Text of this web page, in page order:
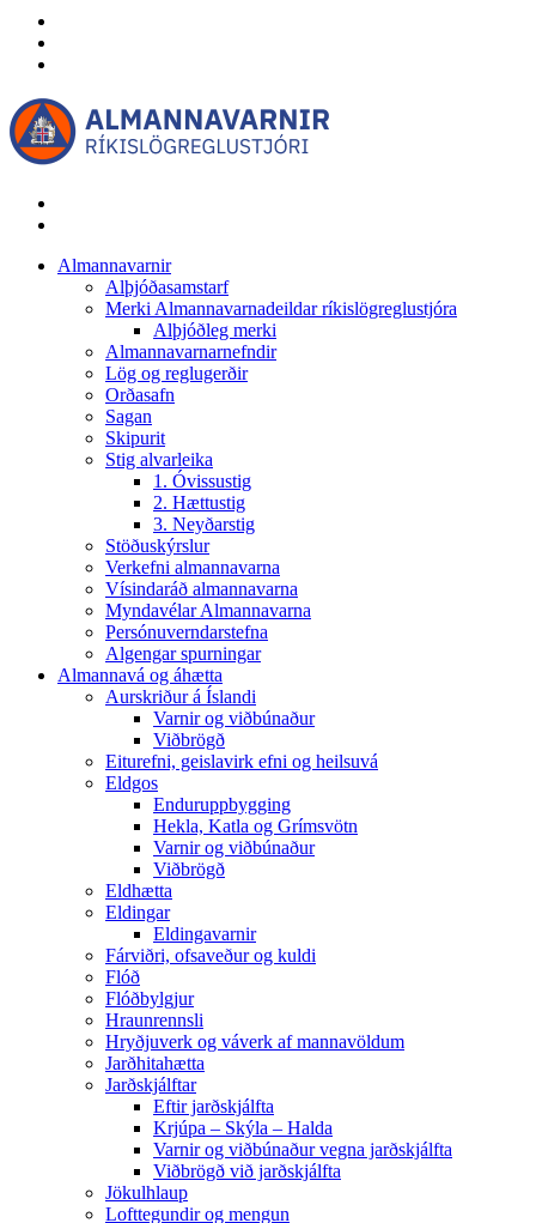
Almannavarnir
Alþjóðasamstarf
Merki Almannavarnadeildar ríkislögreglustjóra
Alþjóðleg merki
Almannavarnarnefndir
Lög og reglugerðir
Orðasafn
Sagan
Skipurit
Stig alvarleika
1. Óvissustig
2. Hættustig
3. Neyðarstig
Stöðuskýrslur
Verkefni almannavarna
Vísindaráð almannavarna
Myndavélar Almannavarna
Persónuverndarstefna
Algengar spurningar
Almannavá og áhætta
Aurskriður á Íslandi
Varnir og viðbúnaður
Viðbrögð
Eiturefni, geislavirk efni og heilsuvá
Eldgos
Enduruppbygging
Hekla, Katla og Grímsvötn
Varnir og viðbúnaður
Viðbrögð
Eldhætta
Eldingar
Eldingavarnir
Fárviðri, ofsaveður og kuldi
Flóð
Flóðbylgjur
Hraunrennsli
Hryðjuverk og váverk af mannavöldum
Jarðhitahætta
Jarðskjálftar
Eftir jarðskjálfta
Krjúpa – Skýla – Halda
Varnir og viðbúnaður vegna jarðskjálfta
Viðbrögð við jarðskjálfta
Jökulhlaup
Lofttegundir og mengun